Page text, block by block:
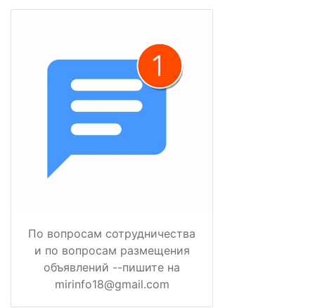
По вопросам сотрудничества
и по вопросам размещения
объявлений --пишите на
mirinfo18@gmail.com